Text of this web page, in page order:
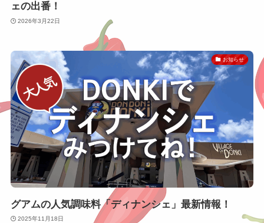
ェの出番！
2026年3月22日
お知らせ
グアムの人気調味料「ディナンシェ」最新情報！
2025年11月18日